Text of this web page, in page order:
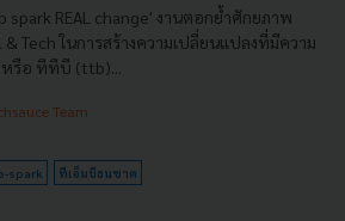
REAL change' งานตอกย้ำศักยภาพ
Tech ในการสร้างความเปลี่ยนแปลงที่มีความ
รือ ทีทีบี (ttb)...
Team
spark ทีเอ็มบีธนชาต